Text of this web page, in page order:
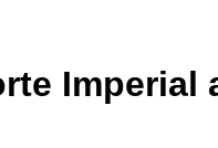
Imperial